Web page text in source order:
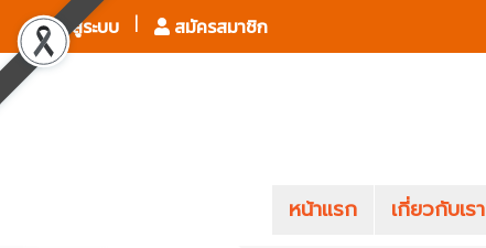
เข้าสู่ระบบ สมัครสมาชิก
หน้าแรก เกี่ยวกับเรา